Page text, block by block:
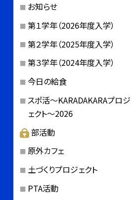
お知らせ
第１学年（2026年度入学）
第２学年（2025年度入学）
第３学年（2024年度入学）
今日の給食
スポ活～KARADAKARAプロジ
ェクト～2026
部活動
原外カフェ
土づくりプロジェクト
PTA活動